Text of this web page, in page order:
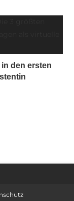
den ersten